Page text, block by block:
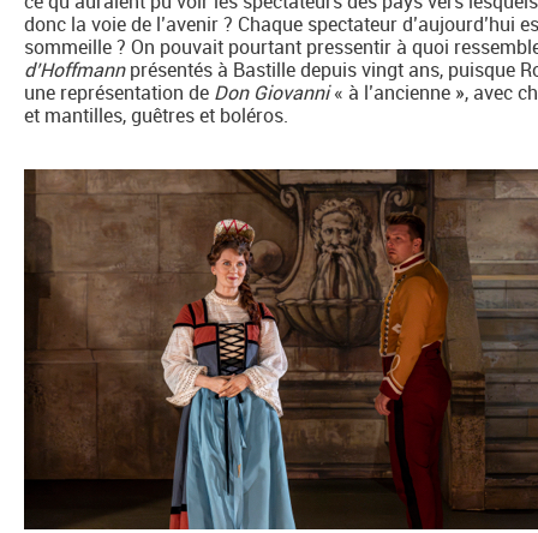
donc la voie de l’avenir ? Chaque spectateur d’aujourd’hui
sommeille ? On pouvait pourtant pressentir à quoi
d’Hoffmannprésentés à Bastille depuis vingt ans, puisque
une représentation de Don Giovanni« à l’ancienne », avec
et mantilles, guêtres et boléros.